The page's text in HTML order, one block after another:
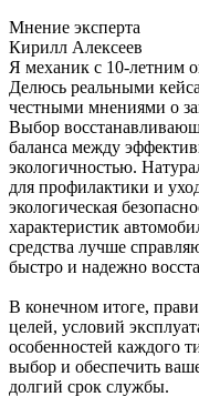
Мнение эксперта
Кирилл Алексеев
Я механик с 10-летним
Делюсь реальными
честными мнениями о
Выбор
баланса между
экологичностью.
для профилактики и
экологическая
характеристик
средства лучше
быстро и надежно
В конечном итоге,
целей, условий
особенностей каждого
выбор и обеспечить
долгий срок службы.